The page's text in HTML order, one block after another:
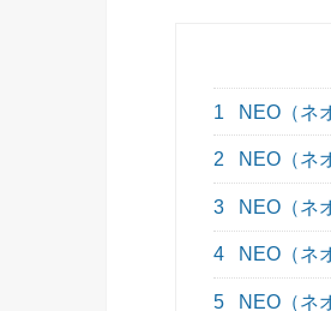
1 NEO（ネ
2 NEO（ネ
3 NEO（ネ
4 NEO（ネ
5 NEO（ネ